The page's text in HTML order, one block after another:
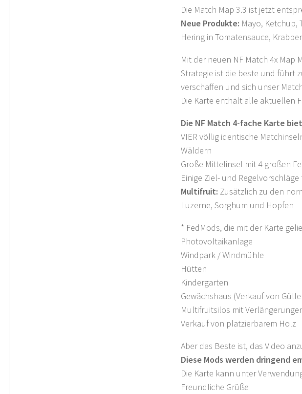
Die Match Map 3.3 ist jetzt
Neue Produkte: Mayo, Ketchup,
Hering in Tomatensauce,
Mit der neuen NF Match 4x
Strategie ist die beste und führt
verschaffen und sich unser
Die Karte enthält alle aktuellen
Die NF Match 4-fache Karte
VIER völlig identische
Wäldern
Große Mittelinsel mit 4 großen
Einige Ziel- und
Multifruit: Zusätzlich zu den
Luzerne, Sorghum und Hopfen
* FedMods, die mit der Karte
Photovoltaikanlage
Windpark / Windmühle
Hütten
Kindergarten
Gewächshaus (Verkauf von
Multifruitsilos mit
Verkauf von platzierbarem Holz
Aber das Beste ist, das Video
Diese Mods werden dringend
Die Karte kann unter
Freundliche Grüße